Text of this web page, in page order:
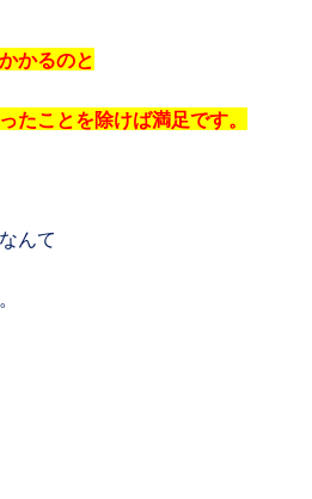
かるのと
たことを除けば満足です。
んて